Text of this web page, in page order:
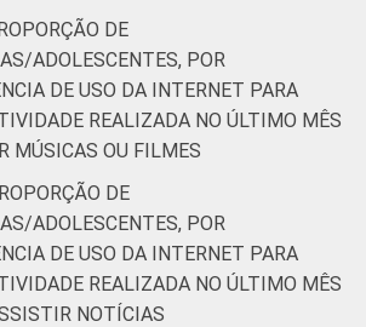
Mais de 2
SM até 3 SM
71
Mais de 3
SM
AB 80
C
DE
ADOLESCENTES, POR
DE USO DA INTERNET PARA
REALIZADA NO ÚLTIMO MÊS
MÚSICAS OU FILMES
DE
ADOLESCENTES, POR
DE USO DA INTERNET PARA
REALIZADA NO ÚLTIMO MÊS
NOTÍCIAS